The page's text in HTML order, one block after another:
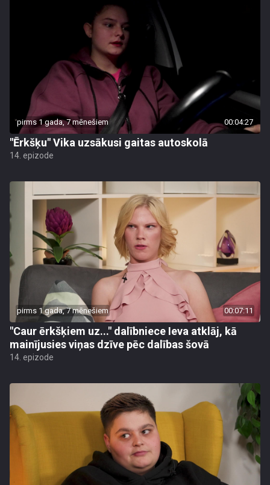
pirms 1 gada, 7 mēnešiem 00:04:27
"Ērkšķu" Vika uzsākusi gaitas autoskolā
14. epizode
pirms 1 gada, 7 mēnešiem 00:07:11
"Caur ērkšķiem uz..." dalībniece Ieva atklāj, kā
mainījusies viņas dzīve pēc dalības šovā
14. epizode